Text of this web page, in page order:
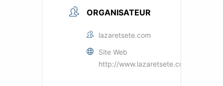
ORGANISATEUR
lazaretsete.com
Site Web
http://www.lazaretsete.com